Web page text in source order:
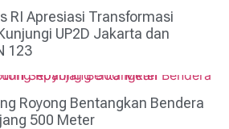
RI Apresiasi Transformasi
UP2D Jakarta dan
123
Royong Bentangkan Bendera
500 Meter